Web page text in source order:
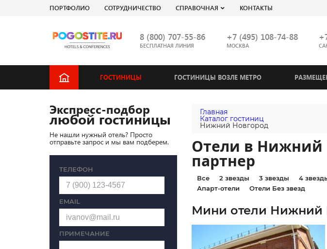
ПОРТФОЛИО СОТРУДНИЧЕСТВО СПРАВОЧНАЯ КОНТАКТЫ
8 (800) 707-55-86
БЕСПЛАТНАЯ ЛИНИЯ
+7 (495) 108-74-88
МОСКВА
ГОСТИНИЦЫ ГОСТИНИЦЫ ВОЗЛЕ МЕТРО
Главная
Каталог гостиниц
Нижний Новгород
Отели в Нижний
партнер
Все 2 звезды 3 звезды 4
Апарт-отели
Отели Без звезд
Мини отели Нижний
Экспресс-подбор
любой гостиницы
Не нашли нужный отель? Просто
отправьте запрос и мы вам подберем.
ТЕЛЕФОН
EMAIL
ПРИМЕЧАНИЕ